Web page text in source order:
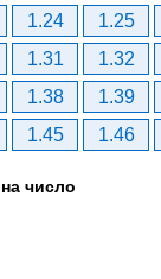
1.24 1.25
1.31 1.32
1.38 1.39
1.45 1.46
число